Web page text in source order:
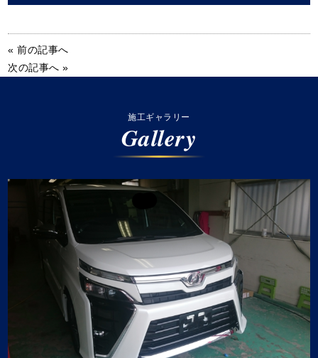
« 前の記事へ
次の記事へ »
施工ギャラリー
Gallery